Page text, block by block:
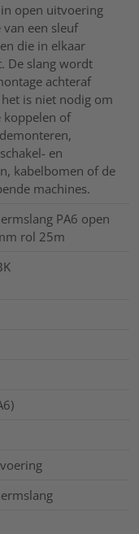
open uitvoering
een sleuf
die in elkaar
De slang wordt
achteraf
is niet nodig om
koppelen of
en
kabelbomen of de
machines.
PA6 open
rol 25m